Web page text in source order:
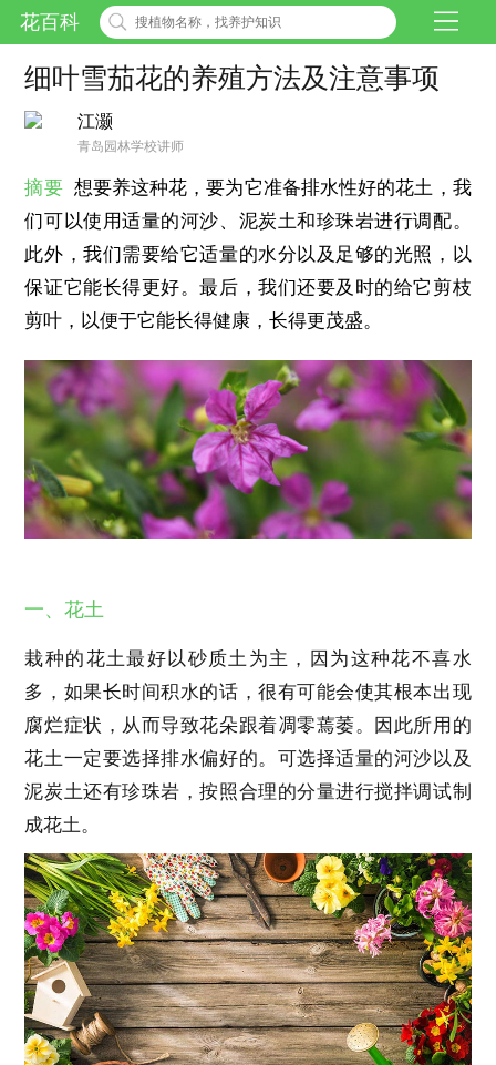
花百科
细叶雪茄花的养殖方法及注意事项
江灏
青岛园林学校讲师
摘要 想要养这种花，要为它准备排水性好的花土，我
们可以使用适量的河沙、泥炭土和珍珠岩进行调配。
此外，我们需要给它适量的水分以及足够的光照，以
保证它能长得更好。最后，我们还要及时的给它剪枝
剪叶，以便于它能长得健康，长得更茂盛。
一、花土
栽种的花土最好以砂质土为主，因为这种花不喜水
多，如果长时间积水的话，很有可能会使其根本出现
腐烂症状，从而导致花朵跟着凋零蔫萎。因此所用的
花土一定要选择排水偏好的。可选择适量的河沙以及
泥炭土还有珍珠岩，按照合理的分量进行搅拌调试制
成花土。